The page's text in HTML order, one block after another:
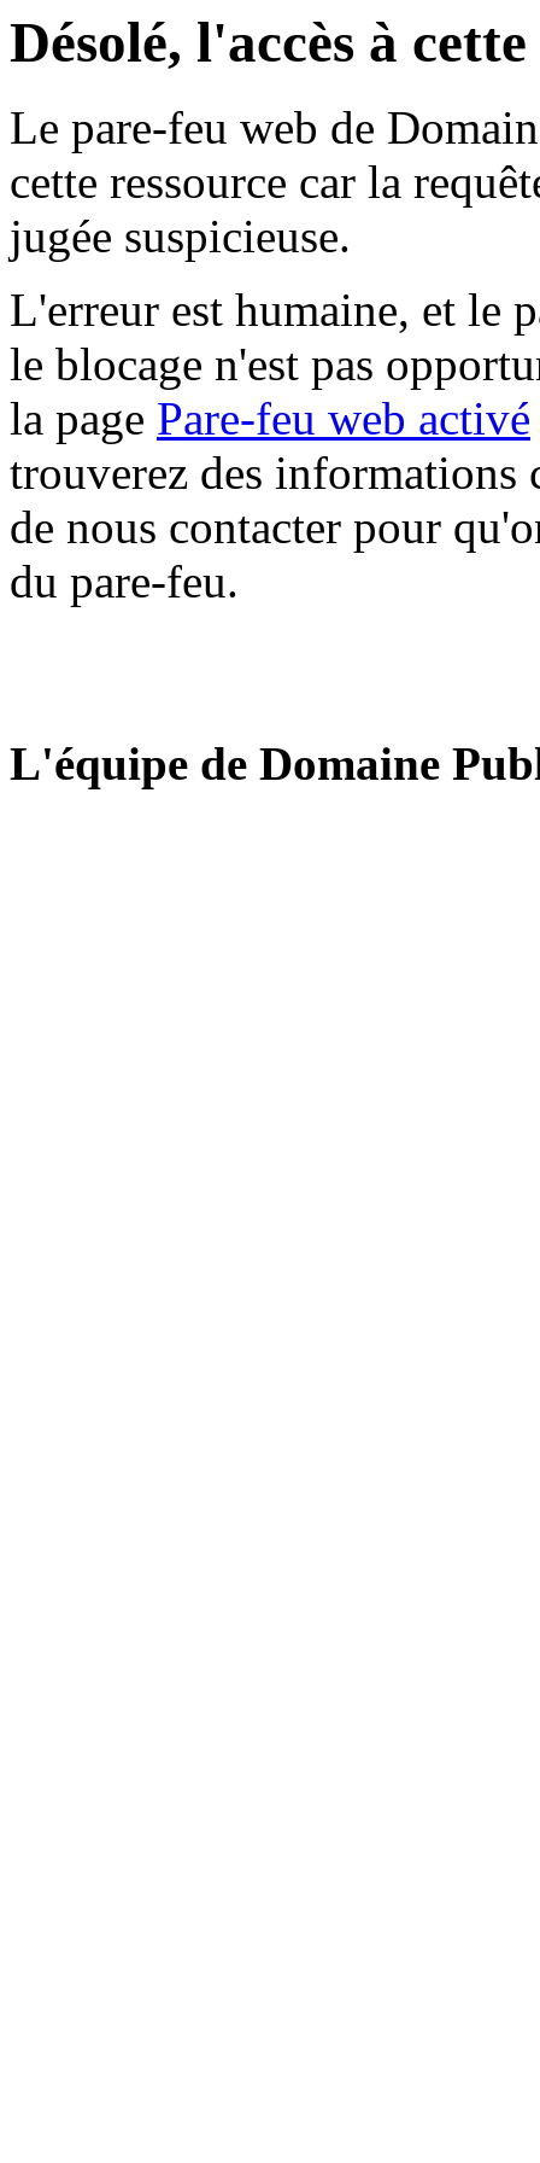
Désolé, l'accès à
Le pare-feu web de
cette ressource car la
jugée suspicieuse.
L'erreur est humaine, et le
le blocage n'est pas
la page Pare-feu web activé
trouverez des informations
de nous contacter pour
du pare-feu.
L'équipe de Domaine